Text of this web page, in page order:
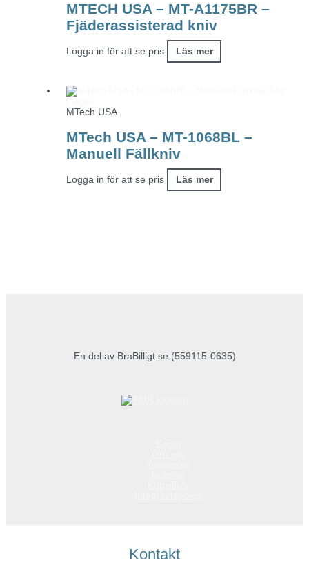
MTECH USA – MT-A1175BR –
Fjäderassisterad kniv
Logga in för att se pris Läs mer
MTech USA
MTech USA – MT-1068BL –
Manuell Fällkniv
Logga in för att se pris Läs mer
En del av BraBilligt.se (559115-0635)
Kontakt